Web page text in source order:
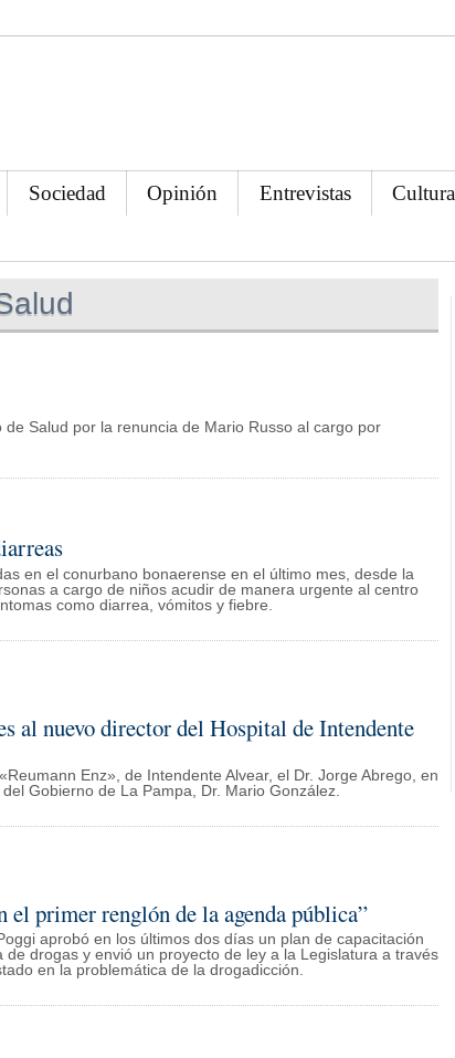
Sociedad Opinión Entrevistas Cultura
Salud por la renuncia de Mario Russo al cargo por
en el conurbano bonaerense en el último mes, desde la
a cargo de niños acudir de manera urgente al centro
como diarrea, vómitos y fiebre.
al nuevo director del Hospital de Intendente
Enz», de Intendente Alvear, el Dr. Jorge Abrego, en
Gobierno de La Pampa, Dr. Mario González.
el primer renglón de la agenda pública”
aprobó en los últimos dos días un plan de capacitación
drogas y envió un proyecto de ley a la Legislatura a través
en la problemática de la drogadicción.